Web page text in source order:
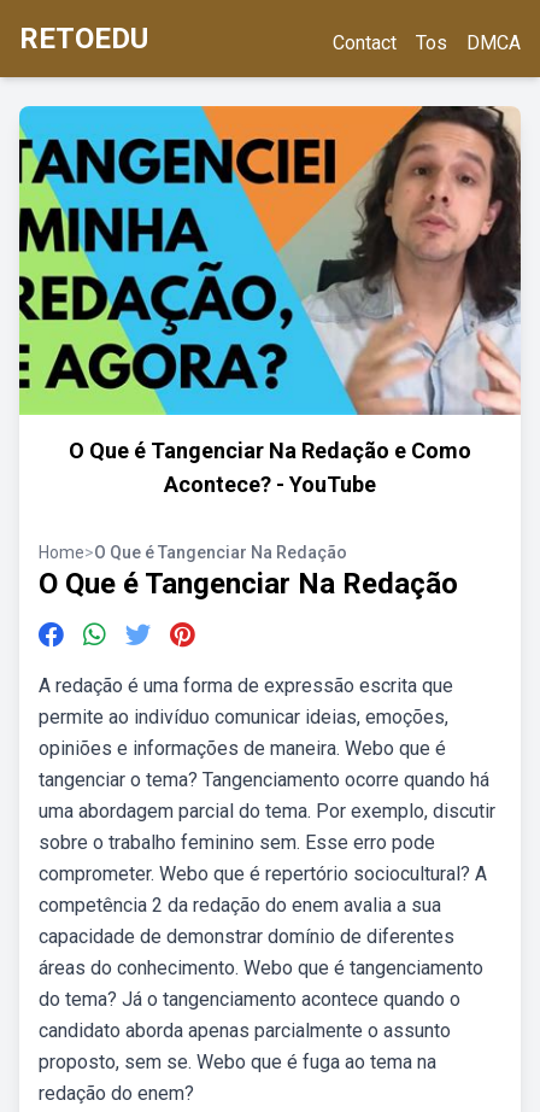
RETOEDU Contact Tos DMCA
O Que é Tangenciar Na Redação e Como
Acontece? - YouTube
Home>O Que é Tangenciar Na Redação
O Que é Tangenciar Na Redação
A redação é uma forma de expressão escrita que
permite ao indivíduo comunicar ideias, emoções,
opiniões e informações de maneira. Webo que é
tangenciar o tema? Tangenciamento ocorre quando há
uma abordagem parcial do tema. Por exemplo, discutir
sobre o trabalho feminino sem. Esse erro pode
comprometer. Webo que é repertório sociocultural? A
competência 2 da redação do enem avalia a sua
capacidade de demonstrar domínio de diferentes
áreas do conhecimento. Webo que é tangenciamento
do tema? Já o tangenciamento acontece quando o
candidato aborda apenas parcialmente o assunto
proposto, sem se. Webo que é fuga ao tema na
redação do enem?